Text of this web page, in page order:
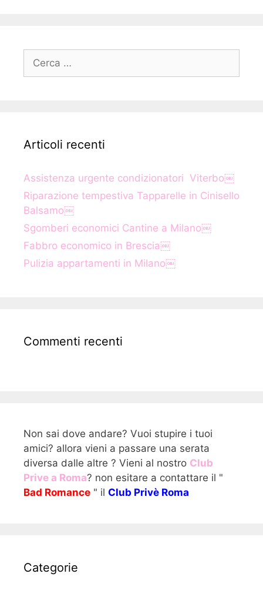
per:
Articoli recenti
Assistenza urgente condizionatori Viterbo￼
Riparazione tempestiva Tapparelle in Cinisello
Balsamo￼
Sgomberi economici Cantine a Milano￼
Fabbro economico in Brescia￼
Pulizia appartamenti in Milano￼
Commenti recenti
Non sai dove andare? Vuoi stupire i tuoi
amici? allora vieni a passare una serata
diversa dalle altre ? Vieni al nostro Club
Prive a Roma? non esitare a contattare il "
Bad Romance " il Club Privè Roma
Categorie